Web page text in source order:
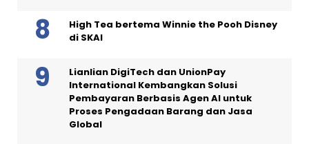
High Tea bertema Winnie the Pooh Disney
di SKAI
Lianlian DigiTech dan UnionPay
International Kembangkan Solusi
Pembayaran Berbasis Agen AI untuk
Proses Pengadaan Barang dan Jasa
Global